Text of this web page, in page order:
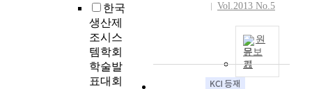
한국
생산제
조시스
템학회
학술발
표대회
Vol.2013 No.5
원
문보
기